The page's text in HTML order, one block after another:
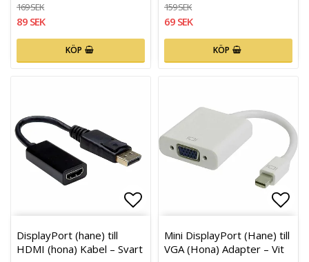
169 SEK
89 SEK
KÖP
159 SEK
69 SEK
KÖP
Lägg till i favoritlistan
DisplayPort (hane) till
HDMI (hona) Kabel – Svart
Mini DisplayPort (Hane) till
VGA (Hona) Adapter – Vit